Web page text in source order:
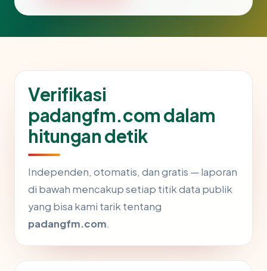
Verifikasi
padangfm.com dalam
hitungan detik
Independen, otomatis, dan gratis — laporan
di bawah mencakup setiap titik data publik
yang bisa kami tarik tentang
padangfm.com.